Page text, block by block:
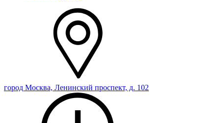
город Москва, Ленинский проспект, д. 102